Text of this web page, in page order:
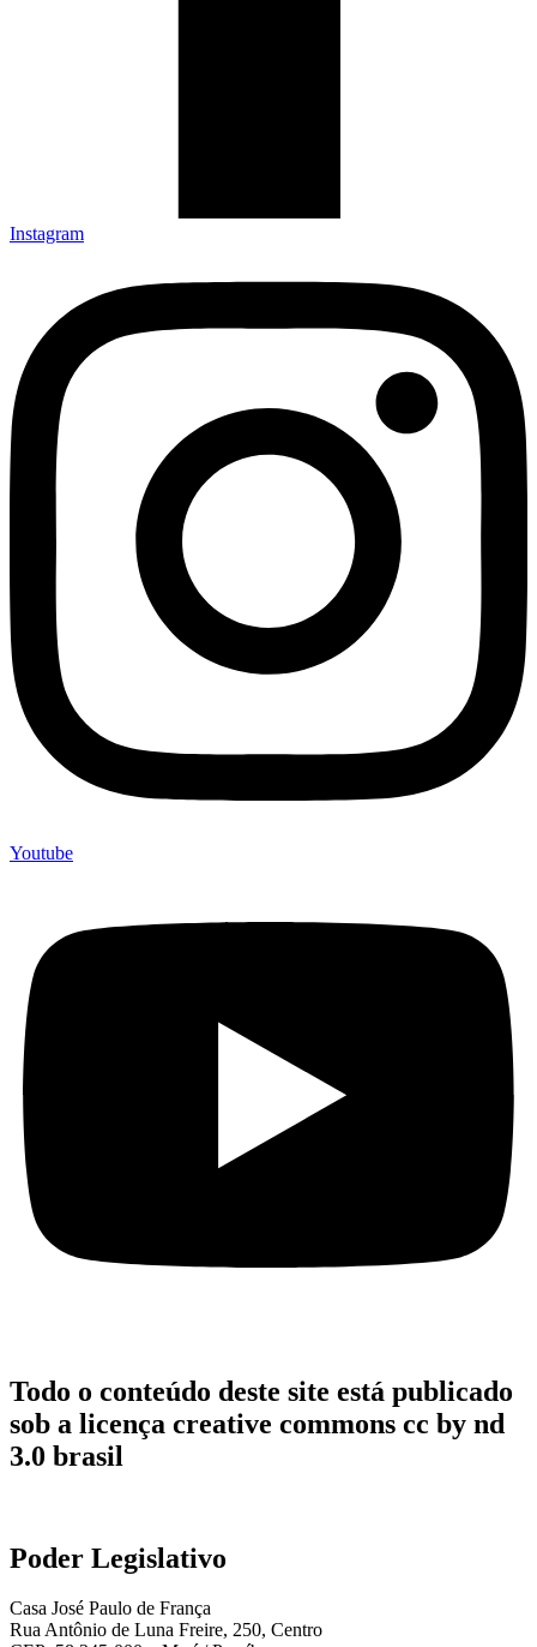
Instagram
Youtube
Todo o conteúdo deste site está publicado
sob a licença creative commons cc by nd
3.0 brasil
Poder Legislativo
Casa José Paulo de França
Rua Antônio de Luna Freire, 250, Centro